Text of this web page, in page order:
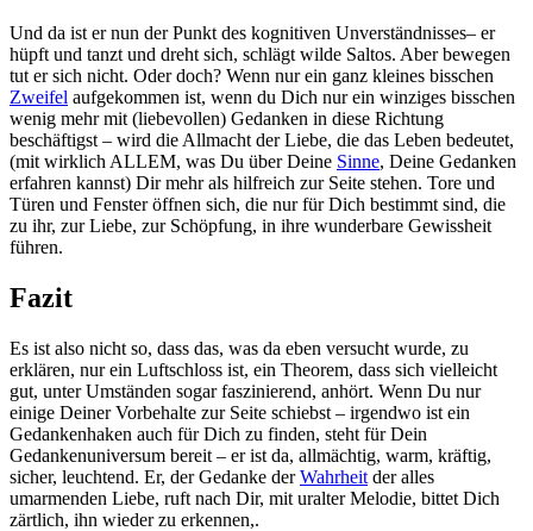
Und da ist er nun der Punkt des kognitiven Unverständnisses– er
hüpft und tanzt und dreht sich, schlägt wilde Saltos. Aber bewegen
tut er sich nicht. Oder doch? Wenn nur ein ganz kleines bisschen
Zweifel aufgekommen ist, wenn du Dich nur ein winziges bisschen
wenig mehr mit (liebevollen) Gedanken in diese Richtung
beschäftigst – wird die Allmacht der Liebe, die das Leben bedeutet,
(mit wirklich ALLEM, was Du über Deine Sinne, Deine Gedanken
erfahren kannst) Dir mehr als hilfreich zur Seite stehen. Tore und
Türen und Fenster öffnen sich, die nur für Dich bestimmt sind, die
zu ihr, zur Liebe, zur Schöpfung, in ihre wunderbare Gewissheit
führen.
Fazit
Es ist also nicht so, dass das, was da eben versucht wurde, zu
erklären, nur ein Luftschloss ist, ein Theorem, dass sich vielleicht
gut, unter Umständen sogar faszinierend, anhört. Wenn Du nur
einige Deiner Vorbehalte zur Seite schiebst – irgendwo ist ein
Gedankenhaken auch für Dich zu finden, steht für Dein
Gedankenuniversum bereit – er ist da, allmächtig, warm, kräftig,
sicher, leuchtend. Er, der Gedanke derWahrheit der alles
umarmenden Liebe, ruft nach Dir, mit uralter Melodie, bittet Dich
zärtlich, ihn wieder zu erkennen,.